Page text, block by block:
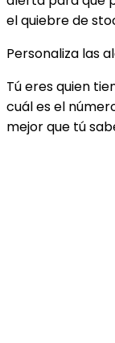
el quiebre de
Personaliza las
Tú eres quien
cuál es el
mejor que tú